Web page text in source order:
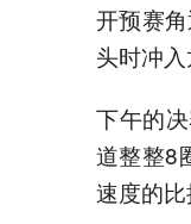
开预赛
头时冲
下午的
道整整8
速度的